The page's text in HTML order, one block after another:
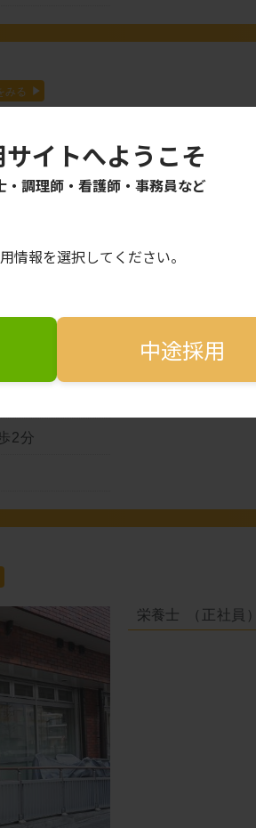
イトへようこそ
・調理師・看護師・事務員など
情報を選択してください。
中途採用
2分
栄養士 （正社員